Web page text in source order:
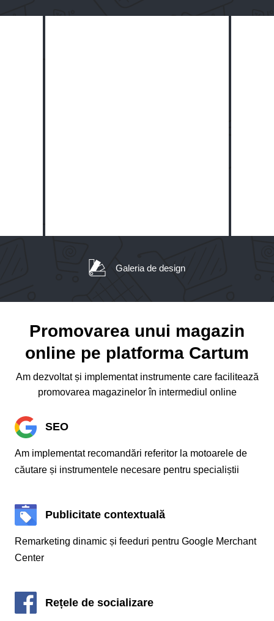
Galeria de design
Promovarea unui magazin
online pe platforma Cartum
Am dezvoltat și implementat instrumente care facilitează
promovarea magazinelor în intermediul online
SEO
Am implementat recomandări referitor la motoarele de
căutare și instrumentele necesare pentru specialiștii
Publicitate contextuală
Remarketing dinamic și feeduri pentru Google Merchant
Center
Rețele de socializare